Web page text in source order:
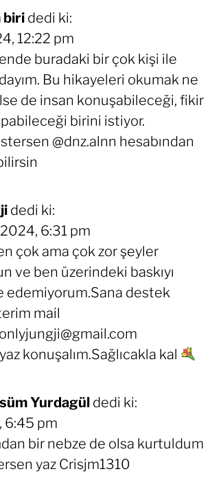
biri dedi ki:
12:22 pm
buradaki bir çok kişi ile
Bu hikayeleri okumak ne
de insan konuşabileceği, fikir
birini istiyor.
@dnz.alnn hesabından
dedi ki:
6:31 pm
çok ama çok zor şeyler
ve ben üzerindeki baskıyı
edemiyorum.Sana destek
mail
onlyjungji@gmail.com
konuşalım.Sağlıcakla kal
Yurdagül dedi ki:
6:45 pm
bir nebze de olsa kurtuldum
yaz Crisjm1310